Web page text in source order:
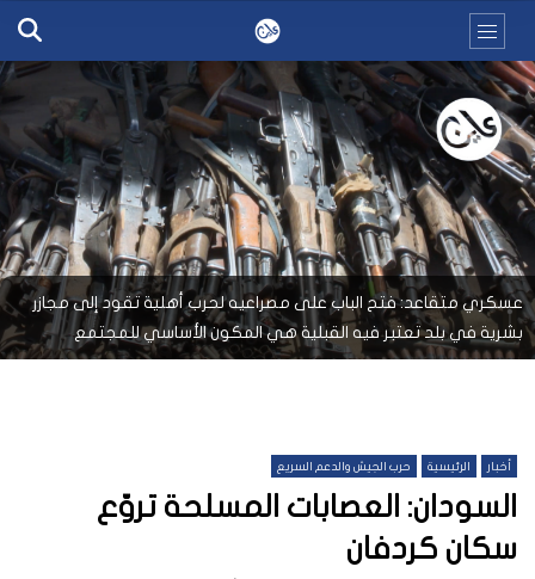
عسكري متقاعد: فتح الباب على مصراعيه لحرب أهلية تقود إلى مجازر
بشرية في بلد تعتبر فيه القبلية هي المكون الأساسي للمجتمع
أخبار الرئيسية حرب الجيش والدعم السريع
السودان: العصابات المسلحة تروّع
سكان كردفان